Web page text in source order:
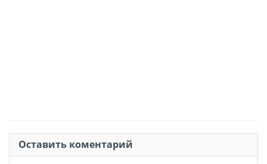
Оставить коментарий